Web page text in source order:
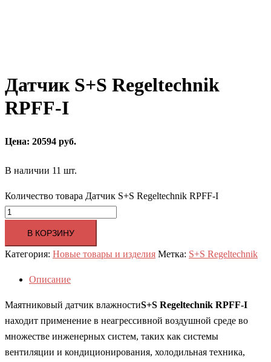
Датчик S+S Regeltechnik
RPFF-I
Цена: 20594 руб.
В наличии 11 шт.
Количество товара Датчик S+S Regeltechnik RPFF-I
В КОРЗИНУ
Категория: Новые товары и изделия Метка: S+S Regeltechnik
Описание
Маятниковый датчик влажностиS+S Regeltechnik RPFF-I
находит применение в неагрессивной воздушной среде во
множестве инженерных систем, таких как системы
вентиляции и кондиционирования, холодильная техника,